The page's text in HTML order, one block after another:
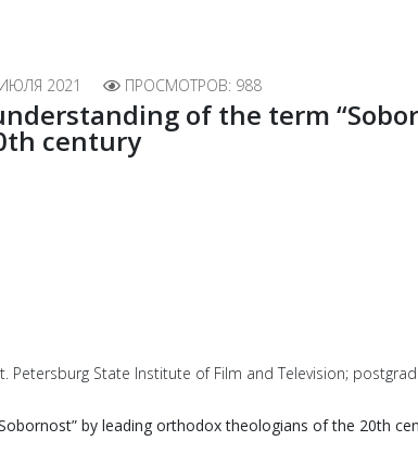
2021 ПРОСМОТРОВ: 988
of the term
century
Petersburg State Institute of Film and Television;
by leading orthodox theologians of the 20th